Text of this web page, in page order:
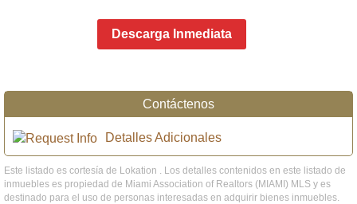
Descarga Inmediata
Contáctenos
Detalles Adicionales
Este listado es cortesía de Lokation . Los detalles contenidos en este listado de
inmuebles es propiedad de Miami Association of Realtors (MIAMI) MLS y es
destinado para el uso de personas interesadas en adquirir bienes inmuebles.